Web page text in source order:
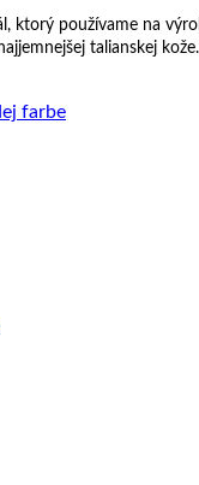
ktorý používame na
talianskej kože.